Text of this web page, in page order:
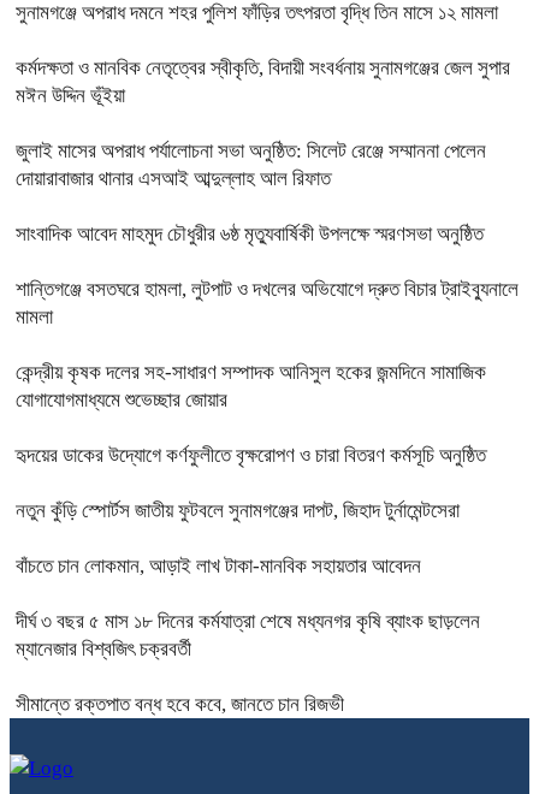
সুনামগঞ্জে অপরাধ দমনে শহর পুলিশ ফাঁড়ির তৎপরতা বৃদ্ধি তিন মাসে ১২ মামলা
কর্মদক্ষতা ও মানবিক নেতৃত্বের স্বীকৃতি, বিদায়ী সংবর্ধনায় সুনামগঞ্জের জেল সুপার
মঈন উদ্দিন ভূঁইয়া
জুলাই মাসের অপরাধ পর্যালোচনা সভা অনুষ্ঠিত: সিলেট রেঞ্জে সম্মাননা পেলেন
দোয়ারাবাজার থানার এসআই আব্দুল্লাহ আল রিফাত
সাংবাদিক আবেদ মাহমুদ চৌধুরীর ৬ষ্ঠ মৃত্যুবার্ষিকী উপলক্ষে স্মরণসভা অনুষ্ঠিত
শান্তিগঞ্জে বসতঘরে হামলা, লুটপাট ও দখলের অভিযোগে দ্রুত বিচার ট্রাইব্যুনালে
মামলা
কেন্দ্রীয় কৃষক দলের সহ-সাধারণ সম্পাদক আনিসুল হকের জন্মদিনে সামাজিক
যোগাযোগমাধ্যমে শুভেচ্ছার জোয়ার
হৃদয়ের ডাকের উদ্যোগে কর্ণফুলীতে বৃক্ষরোপণ ও চারা বিতরণ কর্মসূচি অনুষ্ঠিত
নতুন কুঁড়ি স্পোর্টস জাতীয় ফুটবলে সুনামগঞ্জের দাপট, জিহাদ টুর্নামেন্টসেরা
বাঁচতে চান লোকমান, আড়াই লাখ টাকা-মানবিক সহায়তার আবেদন
দীর্ঘ ৩ বছর ৫ মাস ১৮ দিনের কর্মযাত্রা শেষে মধ্যনগর কৃষি ব্যাংক ছাড়লেন
ম্যানেজার বিশ্বজিৎ চক্রবর্তী
সীমান্তে রক্তপাত বন্ধ হবে কবে, জানতে চান রিজভী